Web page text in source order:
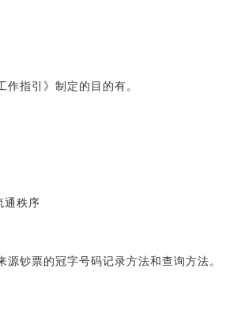
作指引》制定的目的有。
通秩序
钞票的冠字号码记录方法和查询方法。